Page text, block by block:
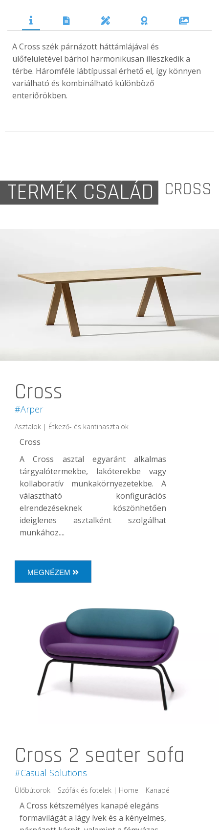
A Cross szék párnázott háttámlájával és
ülőfelületével bárhol harmonikusan illeszkedik a
térbe. Háromféle lábtípussal érhető el, így könnyen
variálható és kombinálható különböző
enteriőrökben.
TERMÉK CSALÁD CROSS
Cross
#Arper
Asztalok | Étkező- és kantinasztalok
Cross
A Cross asztal egyaránt alkalmas
tárgyalótermekbe, lakóterekbe vagy
kollaboratív munkakörnyezetekbe. A
választható konfigurációs
elrendezéseknek köszönhetően
ideiglenes asztalként szolgálhat
munkához....
MEGNÉZEM
Cross 2 seater sofa
#Casual Solutions
Ülőbútorok | Szófák és fotelek | Home | Kanapé
A Cross kétszemélyes kanapé elegáns
formavilágát a lágy ívek és a kényelmes,